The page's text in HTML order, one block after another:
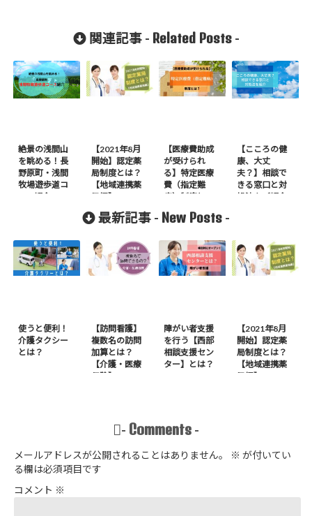
関連記事 - Related Posts-
絶景の浅間山
を眺める！長
野原町・浅間
牧場遊歩道コ
ース紹介
【2021年8月
開始】認定薬
局制度とは？
【地域連携薬
局編】
【医療費助成
が受けられ
る】特定医療
費（指定難
病）制度と
【こころの健
康、大丈
夫？】相談で
きる窓口と対
処法をご紹介
最新記事 - New Posts -
使うと便利！
介護タクシー
とは？
【訪問看護】
複数名の訪問
加算とは？
【介護・医療
保険】
障がい者支援
を行う【西部
相談支援セン
ター】とは？
【2021年8月
開始】認定薬
局制度とは？
【地域連携薬
局編】
- Comments -
メールアドレスが公開されることはありません。 ※ が付いてい
る欄は必須項目です
コメント ※